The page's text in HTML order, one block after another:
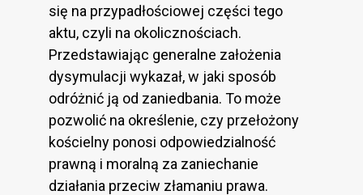
się na przypadłościowej części tego
aktu, czyli na okolicznościach.
Przedstawiając generalne założenia
dysymulacji wykazał, w jaki sposób
odróżnić ją od zaniedbania. To może
pozwolić na określenie, czy przełożony
kościelny ponosi odpowiedzialność
prawną i moralną za zaniechanie
działania przeciw złamaniu prawa.